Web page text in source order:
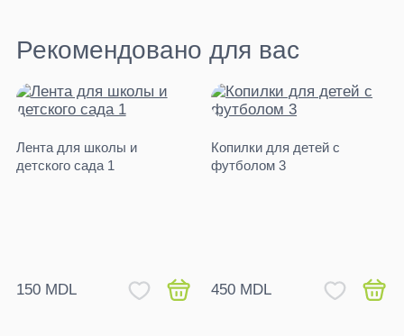
Рекомендовано для вас
Лента для школы и
детского сада 1
150 MDL
Копилки для детей с
футболом 3
450 MDL